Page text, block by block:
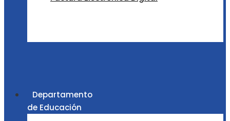
Departamento
de Educación